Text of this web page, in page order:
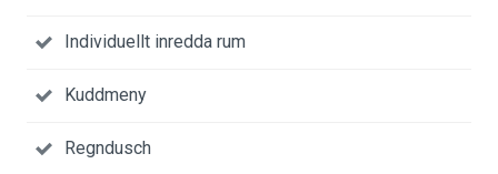
Individuellt inredda rum
Kuddmeny
Regndusch